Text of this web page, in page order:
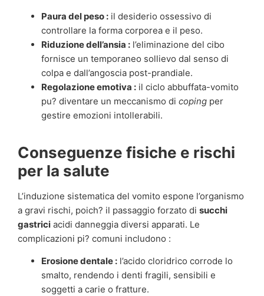
Paura del peso : il desiderio ossessivo di
controllare la forma corporea e il peso.
Riduzione dell’ansia : l’eliminazione del cibo
fornisce un temporaneo sollievo dal senso di
colpa e dall’angoscia post-prandiale.
Regolazione emotiva : il ciclo abbuffata-vomito
pu? diventare un meccanismo di coping per
gestire emozioni intollerabili.
Conseguenze fisiche e rischi
per la salute
L’induzione sistematica del vomito espone l’organismo
a gravi rischi, poich? il passaggio forzato di succhi
gastrici acidi danneggia diversi apparati. Le
complicazioni pi? comuni includono :
Erosione dentale : l’acido cloridrico corrode lo
smalto, rendendo i denti fragili, sensibili e
soggetti a carie o fratture.